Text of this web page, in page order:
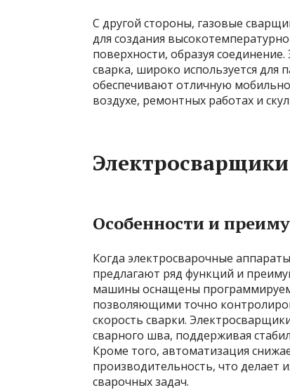
С другой стороны, газовые
для создания
поверхности, образуя
сварка, широко используется для
обеспечивают отличную
воздухе, ремонтных работах и
Особенности и
Когда электросварочные
предлагают ряд функций и
машины оснащены
позволяющими точно
скорость сварки.
сварного шва, поддерживая
Кроме того, автоматизация
производительность, что
сварочных задач.